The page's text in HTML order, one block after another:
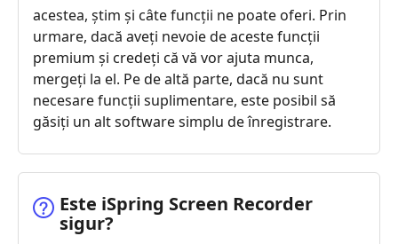
acestea, știm și câte funcții ne poate oferi. Prin
urmare, dacă aveți nevoie de aceste funcții
premium și credeți că vă vor ajuta munca,
mergeți la el. Pe de altă parte, dacă nu sunt
necesare funcții suplimentare, este posibil să
găsiți un alt software simplu de înregistrare.
Este iSpring Screen Recorder
sigur?